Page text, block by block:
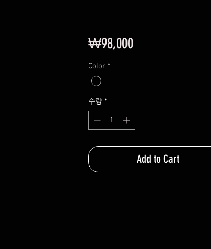
₩98,000가
Color *
수량 *
Add to Cart